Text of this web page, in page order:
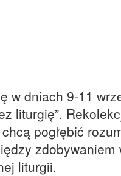
w dniach 9-11
liturgię”.
pogłębić
liturgii.